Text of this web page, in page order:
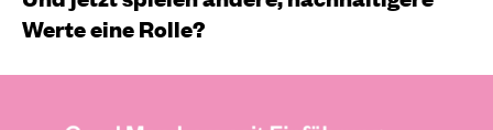
Werte eine Rolle?